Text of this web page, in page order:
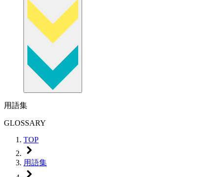
用語集
GLOSSARY
TOP
用語集